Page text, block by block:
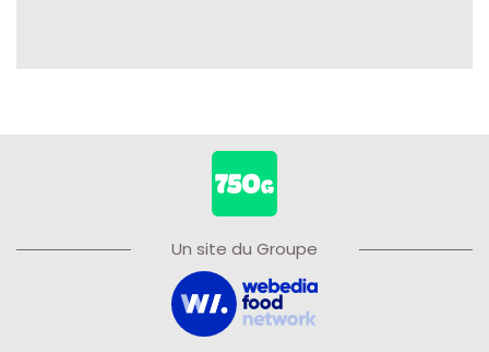
Un site du Groupe